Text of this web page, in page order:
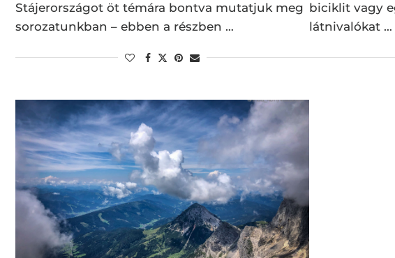
Stájerországot öt témára bontva mutatjuk meg
sorozatunkban – ebben a részben …
biciklit vagy
látnivalókat …